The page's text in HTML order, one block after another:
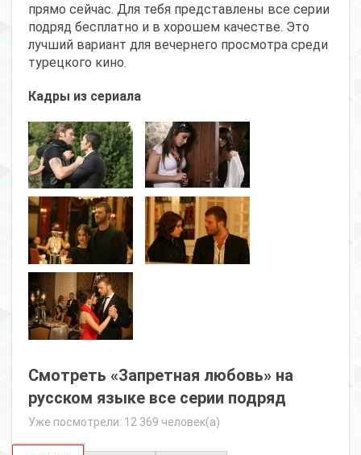
прямо сейчас. Для тебя представлены все серии
подряд бесплатно и в хорошем качестве. Это
лучший вариант для вечернего просмотра среди
турецкого кино.
Кадры из сериала
Смотреть «Запретная любовь» на
русском языке все серии подряд
Уже посмотрели: 12 369 человек(а)